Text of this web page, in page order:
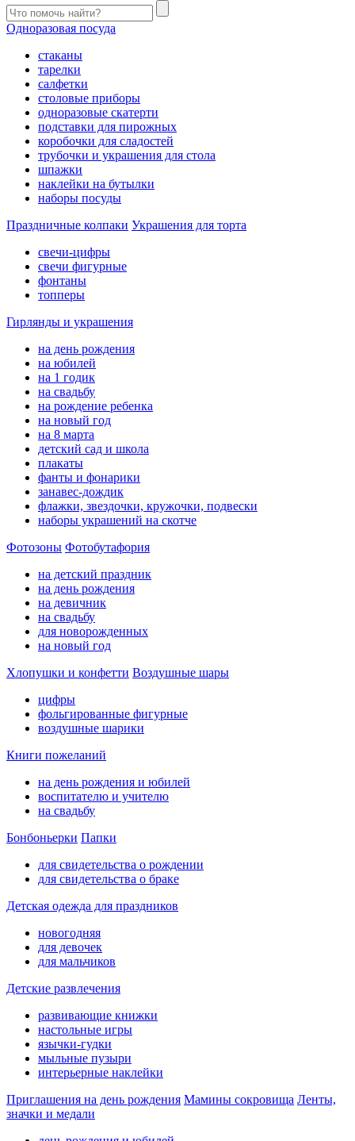
Одноразовая посуда
стаканы
тарелки
салфетки
столовые приборы
одноразовые скатерти
подставки для пирожных
коробочки для сладостей
трубочки и украшения для стола
шпажки
наклейки на бутылки
наборы посуды
Праздничные колпаки Украшения для торта
свечи-цифры
свечи фигурные
фонтаны
топперы
Гирлянды и украшения
на день рождения
на юбилей
на 1 годик
на свадьбу
на рождение ребенка
на новый год
на 8 марта
детский сад и школа
плакаты
фанты и фонарики
занавес-дождик
флажки, звездочки, кружочки, подвески
наборы украшений на скотче
Фотозоны Фотобутафория
на детский праздник
на день рождения
на девичник
на свадьбу
для новорожденных
на новый год
Хлопушки и конфетти Воздушные шары
цифры
фольгированные фигурные
воздушные шарики
Книги пожеланий
на день рождения и юбилей
воспитателю и учителю
на свадьбу
Бонбоньерки Папки
для свидетельства о рождении
для свидетельства о браке
Детская одежда для праздников
новогодняя
для девочек
для мальчиков
Детские развлечения
развивающие книжки
настольные игры
язычки-гудки
мыльные пузыри
интерьерные наклейки
Приглашения на день рождения Мамины сокровища Ленты,
значки и медали